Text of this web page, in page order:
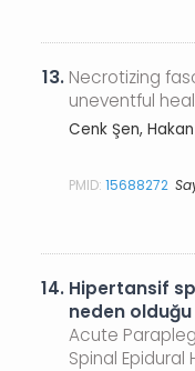
13. Necrotizing
uneventful
Cenk Şen,
PMID:15688272
14. Hipertansif
neden
Acute
Spinal